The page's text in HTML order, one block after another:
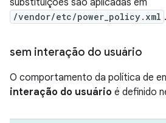
substituições são aplicadas em
/vendor/etc/power_policy.xml .
sem interação do usuário
O comportamento da política de
interação do usuário é definido